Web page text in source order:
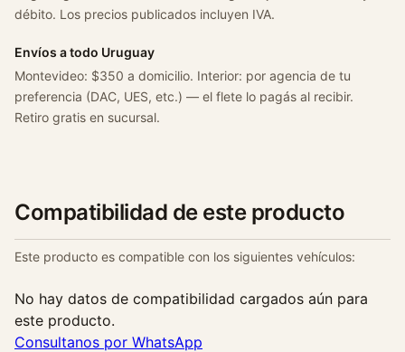
c
V
a
l
e
n
i
a
débito. Los precios publicados incluyen IVA.
Envíos a todo Uruguay
Montevideo: $350 a domicilio. Interior: por agencia de tu
preferencia (DAC, UES, etc.) — el flete lo pagás al recibir.
Retiro gratis en sucursal.
Compatibilidad de este producto
Este producto es compatible con los siguientes vehículos:
No hay datos de compatibilidad cargados aún para
este producto.
Consultanos por WhatsApp